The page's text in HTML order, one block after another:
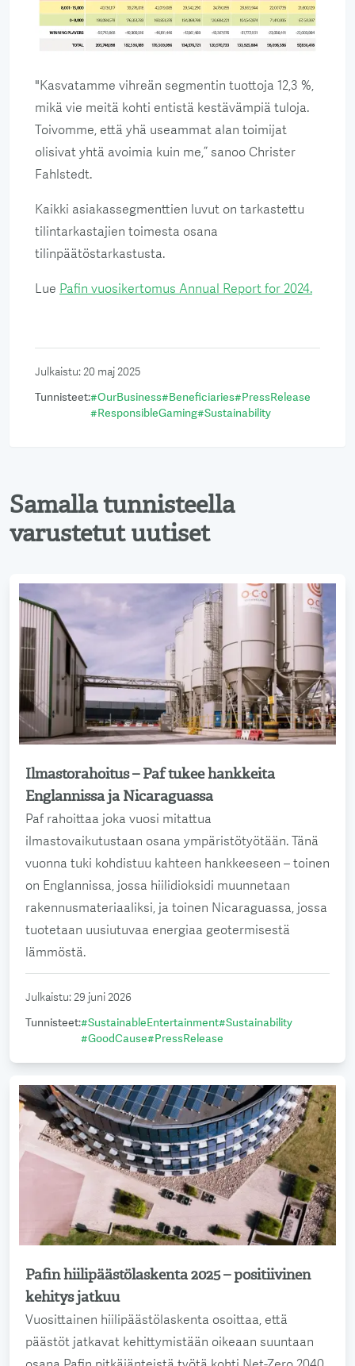
"Kasvatamme vihreän segmentin tuottoja 12,3 %,
mikä vie meitä kohti entistä kestävämpiä tuloja.
Toivomme, että yhä useammat alan toimijat
olisivat yhtä avoimia kuin me,” sanoo Christer
Fahlstedt.
Kaikki asiakassegmenttien luvut on tarkastettu
tilintarkastajien toimesta osana
tilinpäätöstarkastusta.
Lue Pafin vuosikertomus Annual Report for 2024.
Julkaistu:20 maj 2025
Tunnisteet:#OurBusiness#Beneficiaries#PressRelease
#ResponsibleGaming#Sustainability
Samalla tunnisteella
varustetut uutiset
Ilmastorahoitus – Paf tukee hankkeita
Englannissa ja Nicaraguassa
Paf rahoittaa joka vuosi mitattua
ilmastovaikutustaan osana ympäristötyötään. Tänä
vuonna tuki kohdistuu kahteen hankkeeseen – toinen
on Englannissa, jossa hiilidioksidi muunnetaan
rakennusmateriaaliksi, ja toinen Nicaraguassa, jossa
tuotetaan uusiutuvaa energiaa geotermisestä
lämmöstä.
Lue lisää
Julkaistu:29 juni 2026
Tunnisteet:#SustainableEntertainment#Sustainability
#GoodCause#PressRelease
Pafin hiilipäästölaskenta 2025 – positiivinen
kehitys jatkuu
Vuosittainen hiilipäästölaskenta osoittaa, että
päästöt jatkavat kehittymistään oikeaan suuntaan
Lue lisää